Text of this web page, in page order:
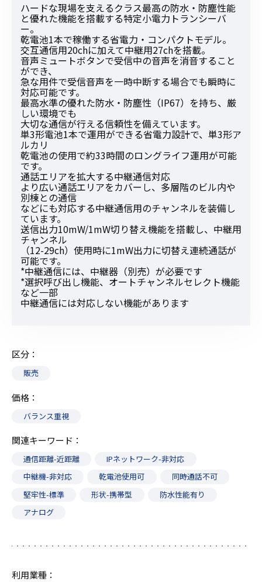
ハードな現場を支えるクラス最高の防水・防塵性能
と優れた機能を搭載する特定小電力トランシーバ
ー。
乾電池1本で稼働する省電力・コンパクトモデル。
交互通信用20chに加えて中継用27chを搭載。
音声ミュートボタンで受信中の音声を消音すること
ができ、
急な用件で受信音声を一時中断する場合でも瞬時に
対応可能です。
最高水準の優れた防水・防塵性（IP67）を持ち、厳
しい環境でも
大切な通信が行える信頼性を備えています。
単3形電池1本で運用ができる省電力設計で、単3形ア
ルカリ
乾電池の使用で約33時間のロングライフ運用が可能
です。
通話エリアを拡大する中継通信対応
より広い通話エリアをカバーし、多層階のビル内や
別棟との通信
などにも対応する中継通信用のチャンネルを装備し
ています。
送信出力10mW/1mW切り替え機能を搭載し、中継用
チャンネル
（12-29ch）使用時に1mW出力に切替え連続通話が
可能です。
*中継通信には、中継器（別売）が必要です
*選択呼び出し機能、オートチャンネルセレクト機能
など一部
中継通信には対応しない機能があります
区分
販売
価格
バランス重視
関連キーワード
通信距離-近距離
IPネットワーク-非対応
中継機-非対応
乾電池使用可
同時通話不可
堅牢性-標準
形状-携帯型
防水性能有り
アナログ
利用業種